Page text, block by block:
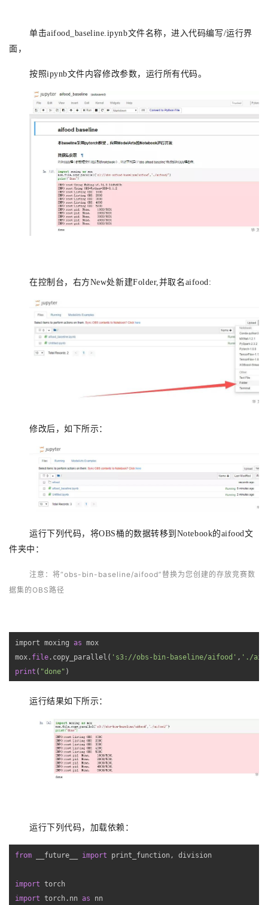
单击aifood_ baseline.ipynb文件名称，进入代码编写/运行界
面，
按照ipynb文件内容修改参数，运行所有代码。
在控制台，右方New处新建Folder,并取名aifood:
修改后，如下所示：
运行下列代码，将OBS桶的数据转移到Notebook的aifood文
件夹中：
注意： 将“obs- bin -baseline/aifood”替换为您创建的存放竞赛数
据集的OBS 路径
import moxing as mox
mox. file .copy_parallel( 's3://obs-bin-baseline/aifood' , './
print ( "done" )
运行结果如下所示：
运行下列代码，加载依赖：
from __future__ import print_function, division
import
import torch.nn as